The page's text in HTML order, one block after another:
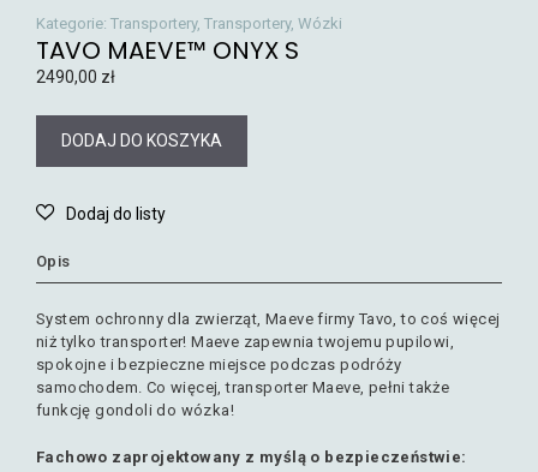
TAVO MAEVE™ ONYX S
2490,00 zł
Opis
System ochronny dla zwierząt, Maeve firmy Tavo, to coś więcej
niż tylko transporter! Maeve zapewnia twojemu pupilowi,
spokojne i bezpieczne miejsce podczas podróży
samochodem. Co więcej, transporter Maeve, pełni także
funkcję gondoli do wózka!
Fachowo zaprojektowany z myślą o bezpieczeństwie:
DODAJ DO KOSZYKA
Kategorie: Transportery, Transportery, Wózki